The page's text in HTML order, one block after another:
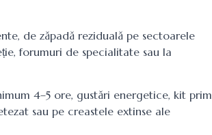
de zăpadă reziduală pe sectoarele
forumuri de specialitate sau la
4–5 ore, gustări energetice, kit prim
sau pe creastele extinse ale